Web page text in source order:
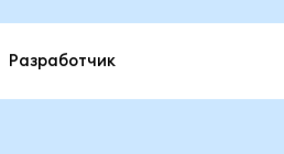
Разработчик